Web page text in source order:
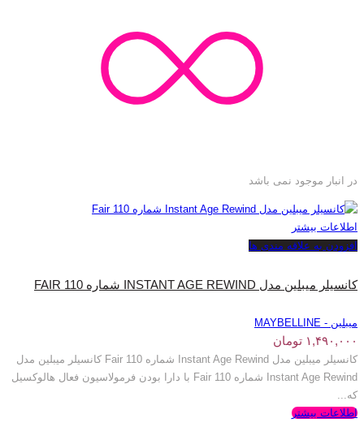
در انبار موجود نمی باشد
اطلاعات بیشتر
افزودن به علاقه مندی ها
کانسیلر میبلین مدل INSTANT AGE REWIND شماره FAIR 110
میبلین - MAYBELLINE
۱,۴۹۰,۰۰۰ تومان
کانسیلر میبلین مدل Instant Age Rewind شماره Fair 110 کانسیلر میبلین مدل
Instant Age Rewind شماره Fair 110 با دارا بودن فرمولاسیون فعال هالوکسیل
که...
اطلاعات بیشتر